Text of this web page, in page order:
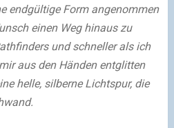
endgültige Form angenommen
einen Weg hinaus zu
und schneller als ich
aus den Händen entglitten
helle, silberne Lichtspur, die